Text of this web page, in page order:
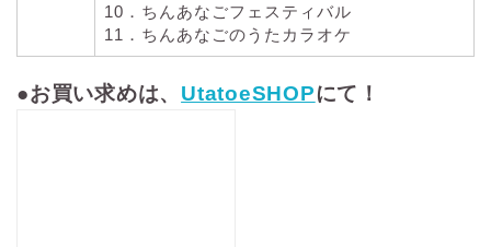
10．ちんあなごフェスティバル
11．ちんあなごのうたカラオケ
●お買い求めは、 UtatoeSHOPにて！